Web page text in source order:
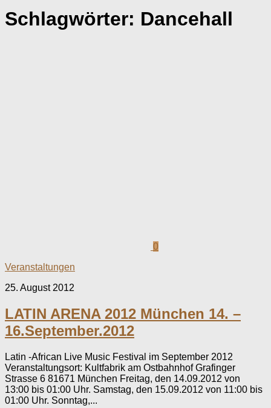
Schlagwörter: Dancehall
0
Veranstaltungen
25. August 2012
LATIN ARENA 2012 München 14. –
16.September.2012
Latin -African Live Music Festival im September 2012
Veranstaltungsort: Kultfabrik am Ostbahnhof Grafinger
Strasse 6 81671 München Freitag, den 14.09.2012 von
13:00 bis 01:00 Uhr. Samstag, den 15.09.2012 von 11:00 bis
01:00 Uhr. Sonntag,...